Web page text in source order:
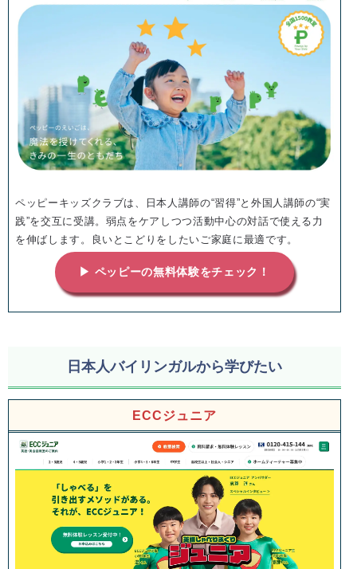
ペッピーキッズクラブは、日本人講師の“習得”と外国人講師の“実
践”を交互に受講。弱点をケアしつつ活動中心の対話で使える力
を伸ばします。良いとこどりをしたいご家庭に最適です。
▶ ペッピーの無料体験をチェック！
日本人バイリンガルから学びたい
ECCジュニア